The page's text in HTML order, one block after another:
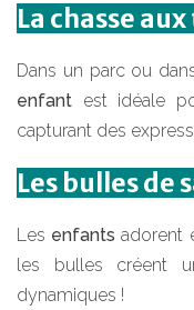
La chasse
Dans un parc ou
enfant est idéale
capturant des
Les bulles de
Les enfants adorent
les bulles créent
dynamiques !